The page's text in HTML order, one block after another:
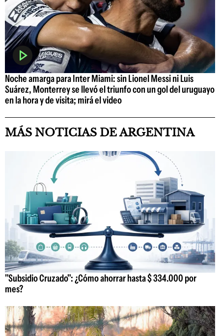
Noche amarga para Inter Miami: sin Lionel Messi ni Luis
Suárez, Monterrey se llevó el triunfo con un gol del uruguayo
en la hora y de visita; mirá el video
MÁS NOTICIAS DE ARGENTINA
"Subsidio Cruzado": ¿Cómo ahorrar hasta $ 334.000 por
mes?